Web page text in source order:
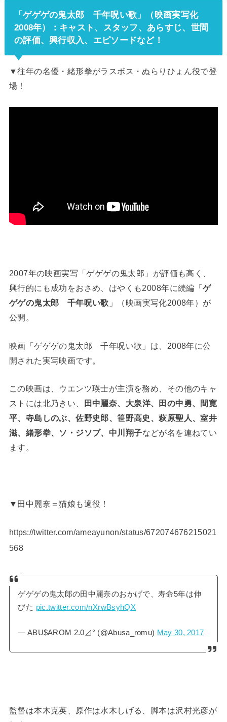
「ゲゲゲの鬼太郎 千年呪い歌」（映画実写化
2008年）： キャスト、スタッフ、あらすじ、世間
の評価、興行収入、エピソードなど！
▼往年の名優・緒形拳がラスボス・ぬらりひょん役で登
場！
2007年の映画実写「ゲゲゲの鬼太郎」が評価も高く、
興行的にも成功をおさめ、はやくも2008年に続編「ゲ
ゲゲの鬼太郎 千年呪い歌 」（映画実写化2008年）が
公開。
映画「ゲゲゲの鬼太郎 千年呪い歌」は、2008年に公
開された実写映画です。
この映画は、ウエンツ瑛士が主演を務め、その他のキャ
ストには北乃きい、
田中麗奈、大泉洋、田の中勇、間寛
平、寺島しのぶ、佐野史郎、笹野高史、萩原聖人、室井
滋、緒形拳、ソ・ジソブ、中川翔子などが名を連ねてい
ます​。
▼田中麗奈＝猫娘も適役！
https://twitter.com/ameayunon/status/672074676215021
568
ゲゲゲの鬼太郎の田中麗奈のおかげで、寿命5年は伸
びた pic.twitter.com/nXrwBsyhQX
— ABU$AROM 2.0⊿° (@Abusa_romu) May 30, 2017
監督は本木克英、原作は水木しげる、脚本は沢村光彦が